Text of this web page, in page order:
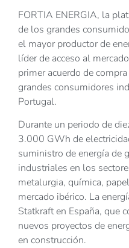
FORTIA ENERGIA, la
de los grandes
el mayor productor de
líder de acceso al
primer acuerdo de
grandes consumidores
Portugal.
Durante un periodo de
3.000 GWh de
suministro de energía de
industriales en los
metalurgia, química,
mercado ibérico. La
Statkraft en España, que
nuevos proyectos de
en construcción.